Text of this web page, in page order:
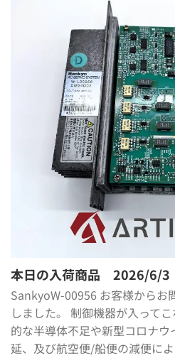
本日の入荷商品 2026/6/3
SankyoW-00956 お客様からお
しました。 制御機器が入って
的な半導体不足や新型コロナ
延、及び航空便/船便の減便に